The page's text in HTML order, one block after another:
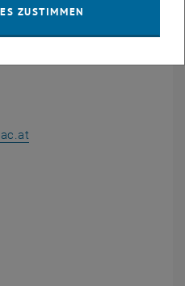
Stiege I, 6. Stock
ZUSTIMMEN